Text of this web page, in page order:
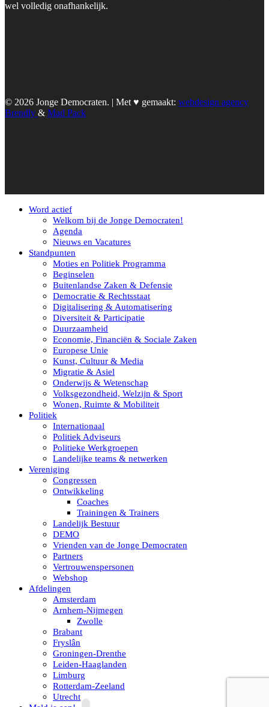
wel volledig onafhankelijk.
© 2026 Jonge Democraten. | Met ♥︎ gemaakt: webdesign agency
Brendly & Mad Pack
Word actief
Welkom bij de Jonge Democraten!
Agenda
Nieuws en Vacatures
Standpunten
Moties en Politiek Programma
Beginselen
Buitenlandse Zaken & Defensie
Democratie & Rechtsstaat
Digitalisering & Automatisering
Diversiteit & Participatie
Duurzaamheid
Economie, Financiën & Sociale Zaken
Europese Unie
Kunst, Cultuur & Media
Migratie & Asiel
Onderwijs & Wetenschap
Volksgezondheid, Welzijn & Sport
Wonen, Ruimte & Mobiliteit
Politiek
Internationaal
Politiek Adviseurs
Politieke Werkgroepen
Landelijke teams & netwerken
Vereniging
Congressen
Ontwikkeling
Coaches
Trainingen & Trainers
Landelijk Bestuur
DEMO
Vrienden van de Jonge Democraten
Partners
Vertrouwenspersonen
Webshop
Afdelingen
Amsterdam
Arnhem-Nijmegen
Zwolle
Brabant
Fryslân
Groningen-Drenthe
Leiden-Haaglanden
Limburg
Rotterdam-Zeeland
Utrecht